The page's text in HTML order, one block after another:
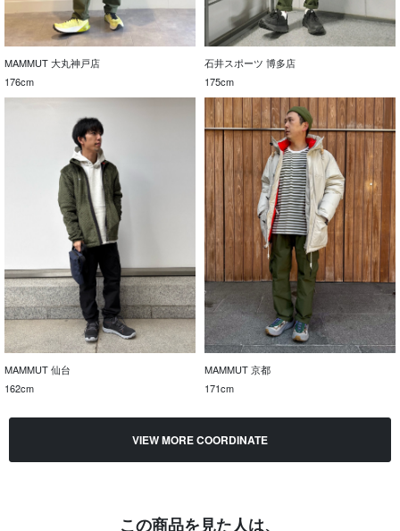
MAMMUT 大丸神戸店
176cm
石井スポーツ 博多店
175cm
MAMMUT 仙台
162cm
MAMMUT 京都
171cm
VIEW MORE COORDINATE
この商品を見た人は、